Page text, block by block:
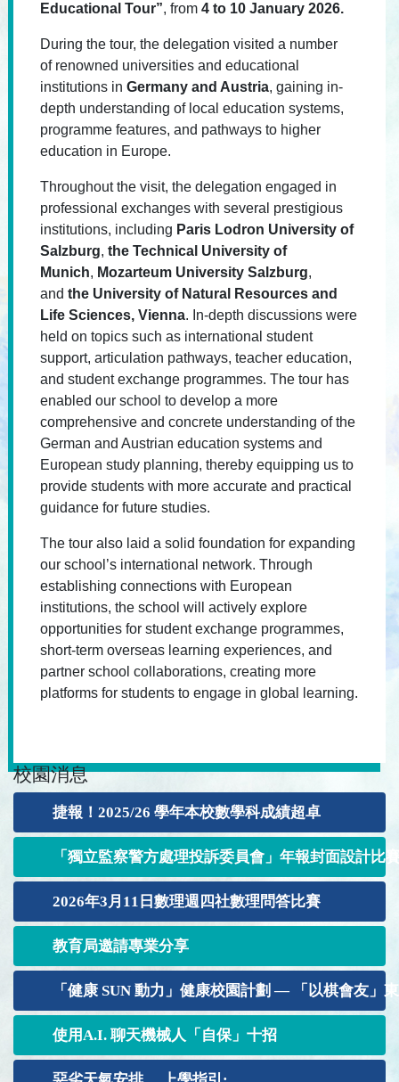
Educational Tour”, from 4 to 10 January 2026.
During the tour, the delegation visited a number
of renowned universities and educational
institutions in Germany and Austria, gaining in-
depth understanding of local education systems,
programme features, and pathways to higher
education in Europe.
Throughout the visit, the delegation engaged in
professional exchanges with several prestigious
institutions, including Paris Lodron University of
Salzburg, the Technical University of
Munich, Mozarteum University Salzburg,
and the University of Natural Resources and
Life Sciences, Vienna. In-depth discussions were
held on topics such as international student
support, articulation pathways, teacher education,
and student exchange programmes. The tour has
enabled our school to develop a more
comprehensive and concrete understanding of the
German and Austrian education systems and
European study planning, thereby equipping us to
provide students with more accurate and practical
guidance for future studies.
The tour also laid a solid foundation for expanding
our school’s international network. Through
establishing connections with European
institutions, the school will actively explore
opportunities for student exchange programmes,
short-term overseas learning experiences, and
partner school collaborations, creating more
platforms for students to engage in global learning.
校園消息
捷報！2025/26 學年本校數學科成績超卓
「獨立監察警方處理投訴委員會」年報封面設計比
2026年3月11日數理週四社數理問答比賽
教育局邀請專業分享
「健康 SUN 動力」健康校園計劃 — 「以棋會友」
使用A.I. 聊天機械人「自保」十招